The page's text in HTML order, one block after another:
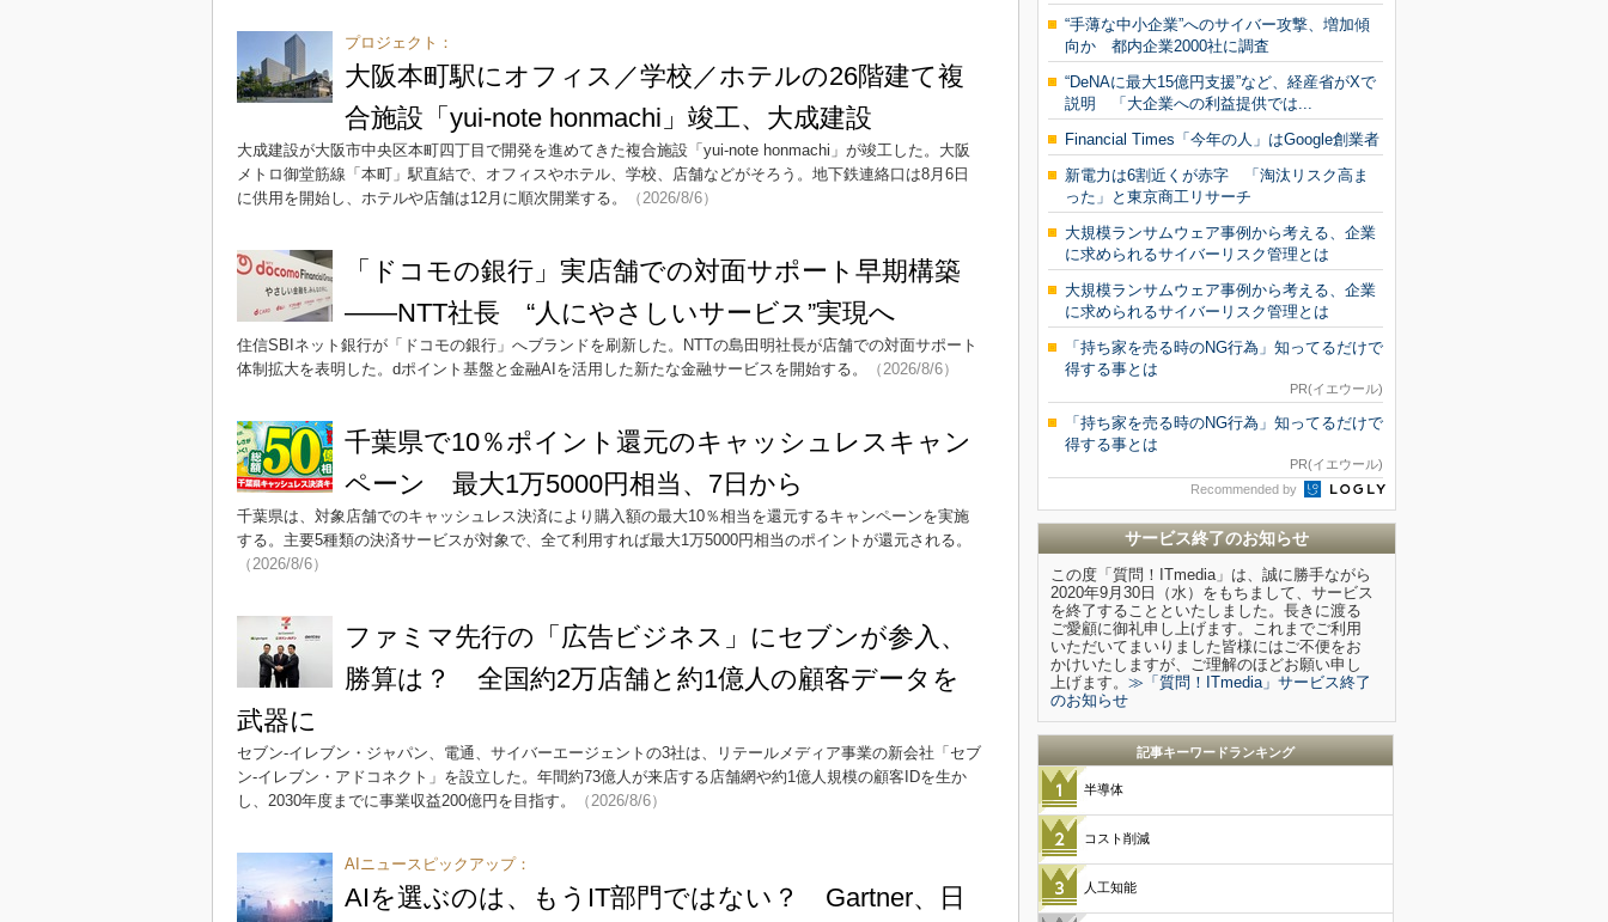
プロジェクト：
大阪本町駅にオフィス／学校／ホテルの26階建て複
合施設「yui-note honmachi」竣工、大成建設
大成建設が大阪市中央区本町四丁目で開発を進めてきた複合施設「yui-note honmachi」が竣工した。大阪
メトロ御堂筋線「本町」駅直結で、オフィスやホテル、学校、店舗などがそろう。地下鉄連絡口は8月6日
に供用を開始し、ホテルや店舗は12月に順次開業する。
（2026/8/6）
「ドコモの銀行」実店舗での対面サポート早期構築
――NTT社長 “人にやさしいサービス”実現へ
住信SBIネット銀行が「ドコモの銀行」へブランドを刷新した。NTTの島田明社長が店舗での対面サポート
体制拡大を表明した。dポイント基盤と金融AIを活用した新たな金融サービスを開始する。
（2026/8/6）
千葉県で10％ポイント還元のキャッシュレスキャン
ペーン 最大1万5000円相当、7日から
千葉県は、対象店舗でのキャッシュレス決済により購入額の最大10％相当を還元するキャンペーンを実施
する。主要5種類の決済サービスが対象で、全て利用すれば最大1万5000円相当のポイントが還元される。
（2026/8/6）
ファミマ先行の「広告ビジネス」にセブンが参入、
勝算は？ 全国約2万店舗と約1億人の顧客データを
武器に
セブン‐イレブン・ジャパン、電通、サイバーエージェントの3社は、リテールメディア事業の新会社「セブ
ン‐イレブン・アドコネクト」を設立した。年間約73億人が来店する店舗網や約1億人規模の顧客IDを生か
し、2030年度までに事業収益200億円を目指す。
（2026/8/6）
AIニュースピックアップ：
AIを選ぶのは、もうIT部門ではない？ Gartner、日
“手薄な中小企業”へのサイバー攻撃、増加傾
向か 都内企業2000社に調査
“DeNAに最大15億円支援”など、経産省がXで
説明 「大企業への利益提供では...
Financial Times「今年の人」はGoogle創業者
新電力は6割近くが赤字 「淘汰リスク高ま
った」と東京商工リサーチ
大規模ランサムウェア事例から考える、企業
に求められるサイバーリスク管理とは
大規模ランサムウェア事例から考える、企業
に求められるサイバーリスク管理とは
「持ち家を売る時のNG行為」知ってるだけで
得する事とは
PR(イエウール)
「持ち家を売る時のNG行為」知ってるだけで
得する事とは
PR(イエウール)
Recommended by
サービス終了のお知らせ
この度「質問！ITmedia」は、誠に勝手ながら
2020年9月30日（水）をもちまして、サービス
を終了することといたしました。長きに渡る
ご愛顧に御礼申し上げます。これまでご利用
いただいてまいりました皆様にはご不便をお
かけいたしますが、ご理解のほどお願い申し
上げます。 ≫「質問！ITmedia」サービス終了
のお知らせ
記事キーワードランキング
半導体
コスト削減
人工知能